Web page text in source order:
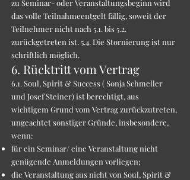
zu Seminar- oder Veranstaltungsbeginn wird
das volle Teilnahmeentgelt fällig, soweit der
Teilnehmer nicht nach 5.1. bis 5.2.
zurückgetreten ist. 5.4. Die Stornierung ist nur
schriftlich möglich.
6. Rücktritt vom Vertrag
6.1. Soul, Spirit & Success ( Sonja Schmeller
und Josef Steiner) ist berechtigt, aus
wichtigem Grund vom Vertrag zurückzutreten,
ungeachtet sonstiger Gründe, insbesondere,
wenn:
für ein Seminar/ eine Veranstaltung nicht
genügende Anmeldungen vorliegen;
die Veranstaltung aus nicht von Soul, Spirit &